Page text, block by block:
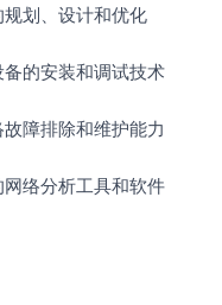
划、设计和优化
的安装和调试技术
障排除和维护能力
络分析工具和软件